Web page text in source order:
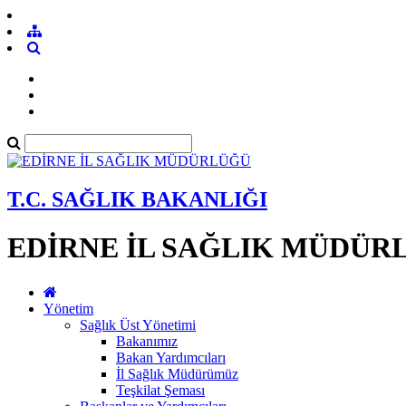
T.C. SAĞLIK BAKANLIĞI
EDİRNE İL SAĞLIK
Yönetim
Sağlık Üst Yönetimi
Bakanımız
Bakan Yardımcıları
İl Sağlık Müdürümüz
Teşkilat Şeması